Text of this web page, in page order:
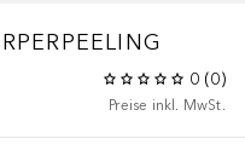
0 (0)
Preise inkl. MwSt.